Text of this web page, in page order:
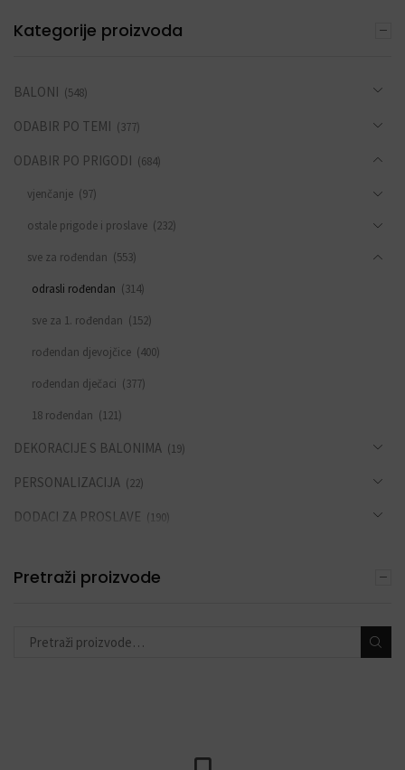
Kategorije proizvoda
BALONI (548)
ODABIR PO TEMI (377)
ODABIR PO PRIGODI (684)
vjenčanje (97)
ostale prigode i proslave (232)
sve za rođendan (553)
odrasli rođendan (314)
sve za 1. rođendan (152)
rođendan djevojčice (400)
rođendan dječaci (377)
18 rođendan (121)
DEKORACIJE S BALONIMA (19)
PERSONALIZACIJA (22)
DODACI ZA PROSLAVE (190)
Pretraži proizvode